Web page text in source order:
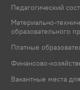
Педагогический
Материально-
образовательного
Платные
Финансово-
Вакантные места